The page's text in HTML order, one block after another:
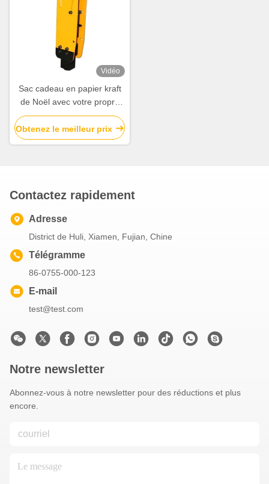
Vidéo
Sac cadeau en papier kraft
de Noël avec votre propre
logo pour la fête de Noël
Obtenez le meilleur prix
Contactez rapidement
Adresse
District de Huli, Xiamen, Fujian, Chine
Télégramme
86-0755-000-123
E-mail
test@test.com
Notre newsletter
Abonnez-vous à notre newsletter pour des réductions et plus
encore.